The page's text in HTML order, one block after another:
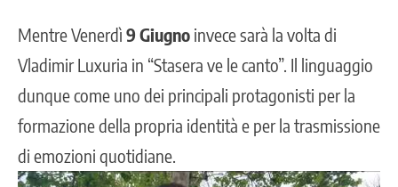
Mentre Venerdì 9 Giugno invece sarà la volta di
Vladimir Luxuria in “Stasera ve le canto”. Il linguaggio
dunque come uno dei principali protagonisti per la
formazione della propria identità e per la trasmissione
di emozioni quotidiane.